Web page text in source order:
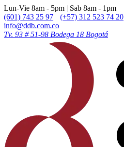
Lun-Vie 8am - 5pm | Sab 8am - 1pm
(601) 743 25 97
(+57) 312 523 74 20
info@ddb.com.co
Tv. 93 # 51-98 Bodega 18 Bogotá